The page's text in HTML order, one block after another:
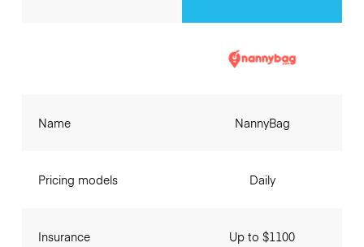
Name
Pricing models
Insurance
NannyBag
Daily
Up to $1100